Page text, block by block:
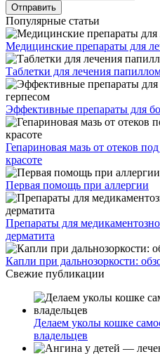
Популярные статьи
Медицинские препараты для
Таблетки для лечения
Эффективные препараты для
Гепариновая мазь от отеков
красоте
Первая помощь при аллергии
Препараты для
дерматита
Капли при дальнозоркости:
Свежие публикации
Делаем уколы кошке
владельцев